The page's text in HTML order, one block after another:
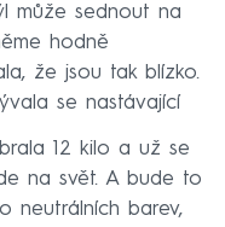
může sednout na
hodně
že jsou tak blízko.
se nastávající
12 kilo a už se
na svět. A bude to
neutrálních barev,